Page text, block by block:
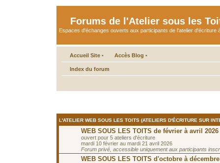
Forums de l'Atelier sous les
Espaces d'échanges ouverts aux participants de l'atelier d'écriture
Accueil Site • Accès Blog •
Index du forum
L'ATELIER WEB SOUS LES TOITS (ATELIERS D'ÉCRITURE SUR
WEB SOUS LES TOITS de février à avril 2026
ouvert pour 5 ateliers d'écriture
mardi 10 février au mardi 21 avril 2026
Forum privé, accessible uniquement aux participants
WEB SOUS LES TOITS d'octobre à décembre